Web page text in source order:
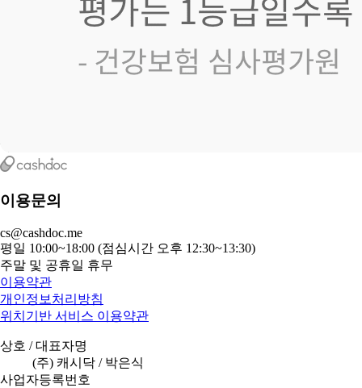
이용문의
cs@cashdoc.me
평일 10:00~18:00 (점심시간 오후 12:30~13:30)
주말 및 공휴일 휴무
이용약관
개인정보처리방침
위치기반 서비스 이용약관
상호 / 대표자명
(주) 캐시닥 / 박은식
사업자등록번호